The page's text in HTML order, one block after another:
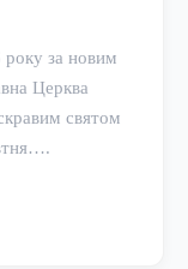
за новим
Церква
святом